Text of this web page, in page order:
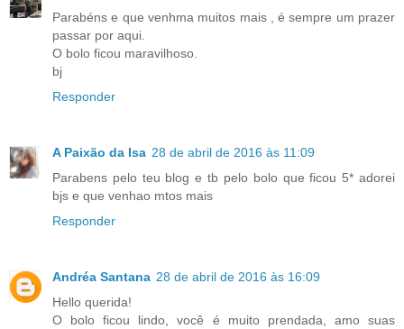
Parabéns e que venhma muitos mais , é sempre um prazer
passar por aqui.
O bolo ficou maravilhoso.
bj
Responder
A Paixão da Isa 28 de abril de 2016 às 11:09
Parabens pelo teu blog e tb pelo bolo que ficou 5* adorei
bjs e que venhao mtos mais
Responder
Andréa Santana 28 de abril de 2016 às 16:09
Hello querida!
O bolo ficou lindo, você é muito prendada, amo suas